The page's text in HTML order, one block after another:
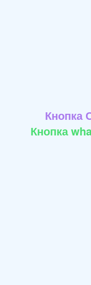
Кнопка
Кнопка